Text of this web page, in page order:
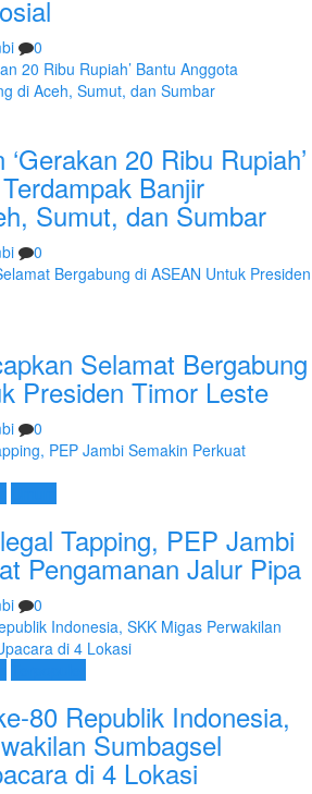
0
20 Ribu Rupiah’
Banjir
Sumut, dan Sumbar
0
Selamat Bergabung
Presiden Timor Leste
0
Tapping, PEP Jambi
Pengamanan Jalur Pipa
0
80 Republik Indonesia,
Sumbagsel
di 4 Lokasi